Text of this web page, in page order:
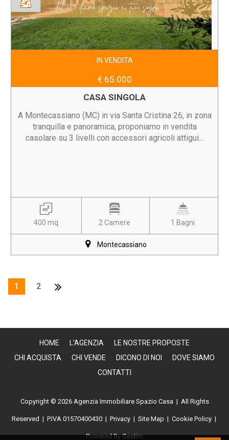
IN VENDITA
€ 65.000
CASA SINGOLA
A Montecassiano (MC) in via Santa Cristina 26, in zona
tranquilla e panoramica, proponiamo in vendita
casolare su 3 livelli con accessori agricoli attigui...
400 mq 2 Camere 1 Bagni
Montecassiano
1 2
HOME L'AGENZIA
LE NOSTRE PROPOSTE
CHI ACQUISTA
CHI VENDE DICONO DI NOI
DOVE SIAMO
CONTATTI
Copyright © 2026 Agenzia Immobiliare Spazio Casa | All Rights
Reserved | P.IVA 01570400430| Privacy| Site Map | Cookie Policy|
Powered ByGestim